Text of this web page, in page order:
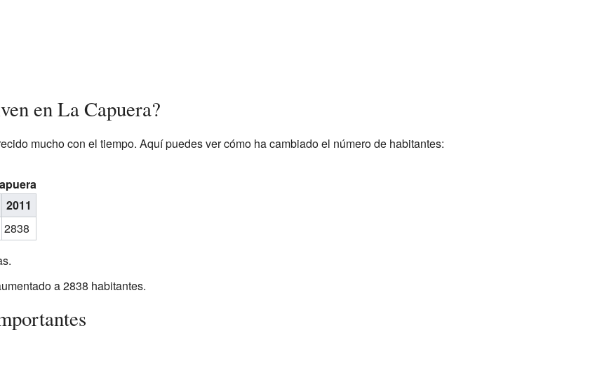
en La Capuera?
mucho con el tiempo. Aquí puedes ver cómo ha cambiado el número de habitantes:
2011
2838
a 2838 habitantes.